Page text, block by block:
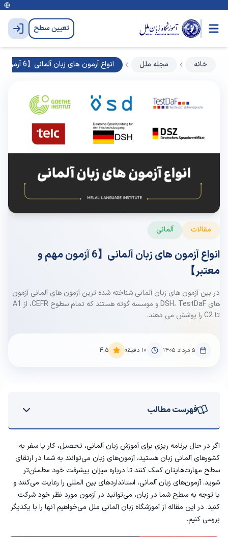
تعیین سطح
خانه مجله ملل انواع آزمون های زبان آلمانی【6 آزمون مهم و معتبر】
مقالات آلمانی
انواع آزمون های زبان آلمانی【6 آزمون مهم و
معتبر】
در بین آزمون های زبان آلمانی شناخته شده ترین آزمون های آلمانی آزمون
های DSH، TestDaF و موسسه گوته هستند که تمام سطوح CEFR، از A1
تا C2 را پوشش می دهند.
۵ مرداد ۱۴۰۵ 10 دقیقه 4.5
فهرست مطالب
انواع آزمون‌های زبان آلمانی
آزمون زبان آلمانی testdaf
آزمون زبان آلمانی ÖSD
آزمون TELC
اگر در حال برنامه ریزی برای آموزش زبان آلمانی، تحصیل، کار یا سفر به
کشورهای آلمانی زبان هستید، آزمون‌های زبان می‌توانند به شما در ارتقای
سطح مهارت‌هایتان کمک کنند تا درباره میزان پیشرفت خود مطمئن‌تر
شوید. آزمون‌های زبان آلمانی، استانداردهای بین المللی را رعایت می‌کنند و
با توجه به سطح شما در زبان، می‌توانید در آزمون مورد نظر خود شرکت
کنید. در این مقاله ازآموزشگاه زبان آلمانی ملل می‌خواهیم آنها را با یکدیگر
بررسی کنیم.